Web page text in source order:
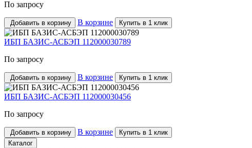
По запросу
Добавить в корзину В корзине Купить в 1 клик
ИБП БАЗИС-АСБЭП 112000030789
По запросу
Добавить в корзину В корзине Купить в 1 клик
ИБП БАЗИС-АСБЭП 112000030456
По запросу
Добавить в корзину В корзине
Купить в 1 клик
Каталог